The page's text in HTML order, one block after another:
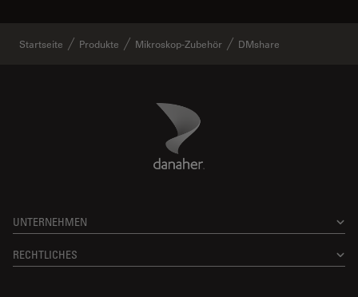
Startseite Produkte Mikroskop-Zubehör DMshare
Danaher Logo
UNTERNEHMEN
RECHTLICHES